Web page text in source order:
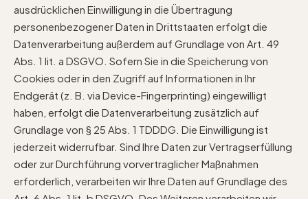
ausdrücklichen Einwilligung in die Übertragung
personenbezogener Daten in Drittstaaten erfolgt die
Datenverarbeitung außerdem auf Grundlage von Art. 49
Abs. 1 lit. a DSGVO. Sofern Sie in die Speicherung von
Cookies oder in den Zugriff auf Informationen in Ihr
Endgerät (z. B. via Device-Fingerprinting) eingewilligt
haben, erfolgt die Datenverarbeitung zusätzlich auf
Grundlage von § 25 Abs. 1 TDDDG. Die Einwilligung ist
jederzeit widerrufbar. Sind Ihre Daten zur Vertragserfüllung
oder zur Durchführung vorvertraglicher Maßnahmen
erforderlich, verarbeiten wir Ihre Daten auf Grundlage des